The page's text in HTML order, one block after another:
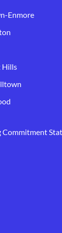
Enmore
Hills
Commitment